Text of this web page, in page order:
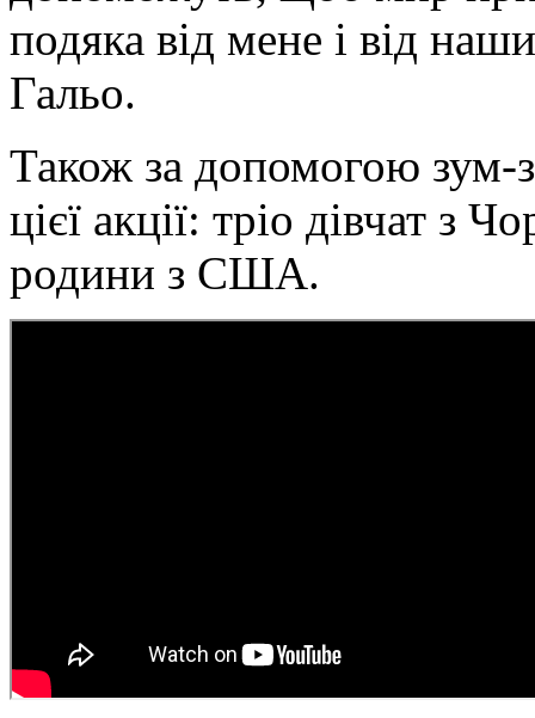
подяка від мене і від
Гальо.
Також за допомогою зум-
цієї акції: тріо дівчат з
родини з США.